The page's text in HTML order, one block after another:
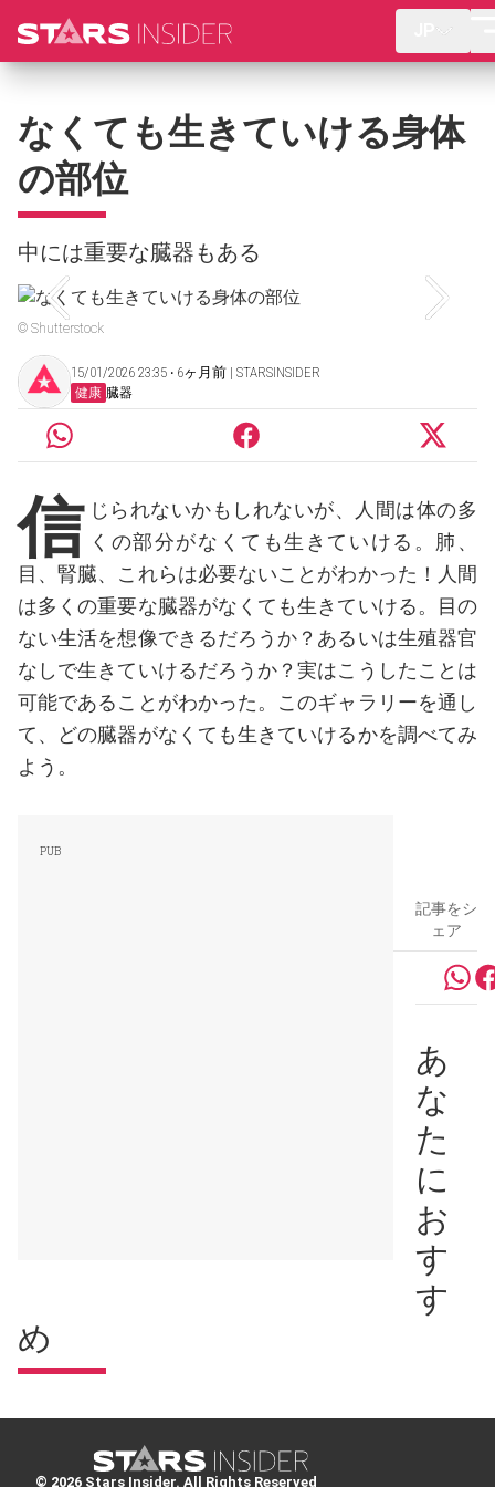
なくても生きていける身体
の部位
中には重要な臓器もある
© Shutterstock
15/01/2026 23:35 ‧ 6ヶ月前 | STARSINSIDER
健康 臓器
信 じられないかもしれないが、人間は体の多
くの部分がなくても生きていける。肺、
目、腎臓、これらは必要ないことがわかった！人間
は多くの重要な臓器がなくても生きていける。目の
ない生活を想像できるだろうか？あるいは生殖器官
なしで生きていけるだろうか？実はこうしたことは
可能であることがわかった。このギャラリーを通し
て、どの臓器がなくても生きていけるかを調べてみ
よう。
記事をシ
ェア
あ
な
た
に
お
す
す
め
© 2026 Stars Insider. All Rights Reserved